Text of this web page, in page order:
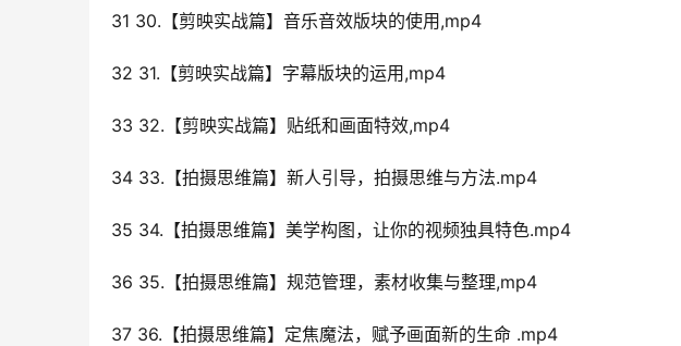
31 30.【剪映实战篇】音乐音效版块的使用,mp4
32 31.【剪映实战篇】字幕版块的运用,mp4
33 32.【剪映实战篇】贴纸和画面特效,mp4
34 33.【拍摄思维篇】新人引导，拍摄思维与方法.mp4
35 34.【拍摄思维篇】美学构图，让你的视频独具特色.mp4
36 35.【拍摄思维篇】规范管理，素材收集与整理,mp4
37 36.【拍摄思维篇】定焦魔法，赋予画面新的生命 .mp4